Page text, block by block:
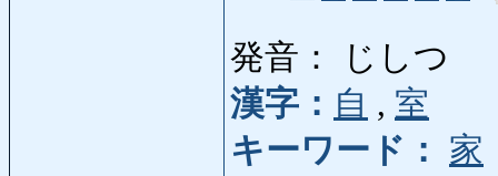
発音： じしつ
漢字： 自 , 室
キーワード：
家